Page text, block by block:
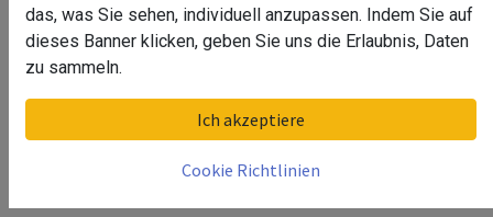
Unsere Auswahl an Schiebetür Zubehör
Schiebetürgriffe und -griffe
Die Wahl des richtigen Griffs oder Griffes ist nicht nur
funktional, sondern trägt auch maßgeblich zur Ästhetik Ihrer
das, was Sie sehen, individuell anzupassen. Indem Sie auf
dieses Banner klicken, geben Sie uns die Erlaubnis, Daten
zu sammeln.
Ich akzeptiere
Cookie Richtlinien